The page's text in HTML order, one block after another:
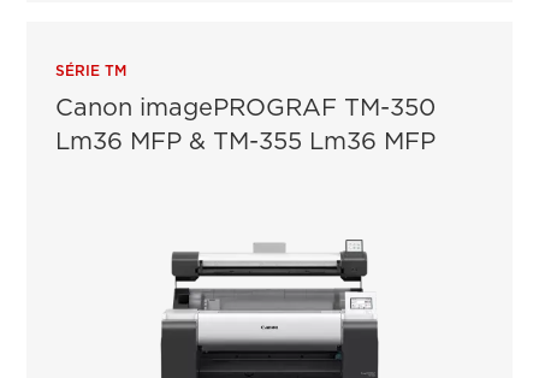
SÉRIE TM
Canon imagePROGRAF TM-350
Lm36 MFP & TM-355 Lm36 MFP